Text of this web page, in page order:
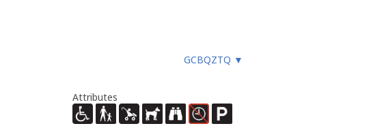
GCBQZTQ ▼
Attributes